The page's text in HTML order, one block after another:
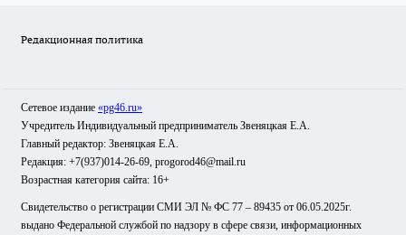
Редакционная политика
Сетевое издание «pg46.ru»
Учредитель Индивидуальный предприниматель Звеняцкая Е.А.
Главный редактор: Звеняцкая Е.А.
Редакция: +7(937)014-26-69, progorod46@mail.ru
Возрастная категория сайта: 16+
Свидетельство о регистрации СМИ ЭЛ № ФС 77 – 89435 от 06.05.2025г.
выдано Федеральной службой по надзору в сфере связи, информационных